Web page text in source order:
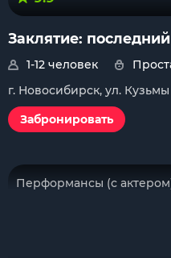
Заклятие:
1-12 человек
г. Новосибирск, ул.
Забронировать
Перформансы (с